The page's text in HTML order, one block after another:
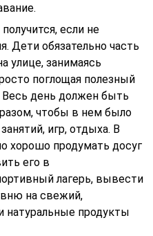
если не
Дети обязательно часть
улице, занимаясь
поглощая полезный
Весь день должен быть
чтобы в нем было
игр, отдыха. В
хорошо продумать досуг
его в
лагерь, вывести
на свежий,
натуральные продукты